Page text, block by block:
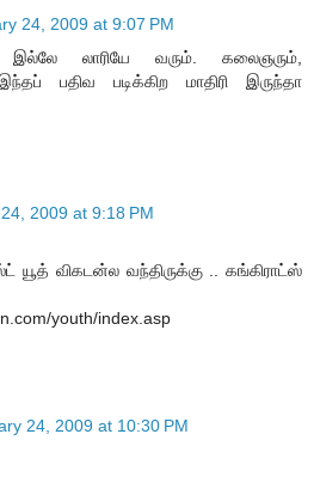
24, 2009 at 9:07 PM
லாரியே வரும். கலைஞரும்,
பதிவ படிக்கிற மாதிரி இருந்தா
2009 at 9:18 PM
விகடன்ல வந்திருக்கு .. கங்கிராட்ஸ்
youth/index.asp
24, 2009 at 10:30 PM